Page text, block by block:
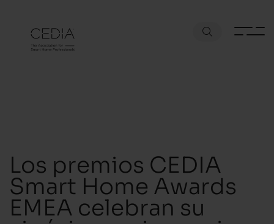
Los premios CEDIA
Smart Home Awards
EMEA celebran su